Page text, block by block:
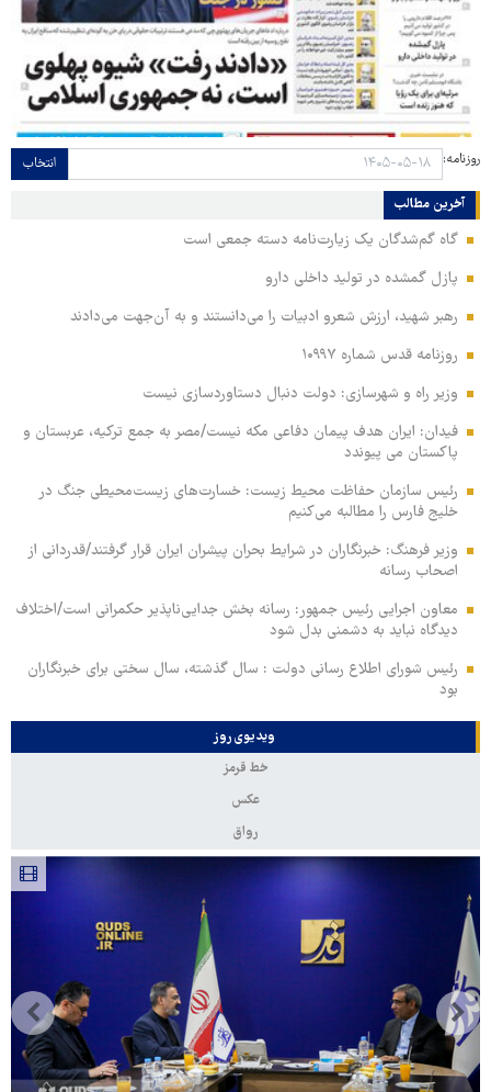
روزنامه: انتخاب
آخرین مطالب
گاه گم‌شدگان یک زیارت‌نامه دسته جمعی است
پازل گمشده در تولید داخلی دارو
رهبر شهید، ارزش شعرو ادبیات را می‌دانستند و به آن‌جهت می‌دادند
روزنامه قدس شماره ۱۰۹۹۷
وزیر راه و شهرسازی: دولت دنبال دستاوردسازی نیست
فیدان: ایران هدف پیمان دفاعی مکه نیست/مصر به جمع ترکیه، عربستان و
پاکستان می پیوندد
رئیس سازمان حفاظت محیط زیست: خسارت‌های زیست‌محیطی جنگ در
خلیج فارس را مطالبه‌ می‌کنیم
وزیر فرهنگ: خبرنگاران در شرایط بحران پیشران ایران قرار گرفتند/قدردانی از
اصحاب رسانه
معاون اجرایی رئیس جمهور: رسانه بخش جدایی‌ناپذیر حکمرانی است/اختلاف
دیدگاه نباید به دشمنی بدل شود
رئیس شورای اطلاع رسانی دولت : سال گذشته، سال سختی برای خبرنگاران
بود
ویدیوی روز
خط قرمز
عکس
رواق